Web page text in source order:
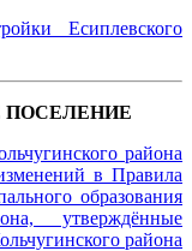
Есиплевского
ПОСЕЛЕНИЕ
района
в Правила
образования
утверждённые
района